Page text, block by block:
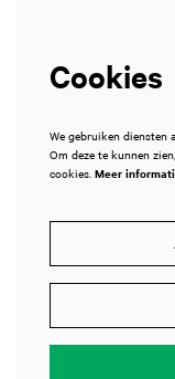
Cookies
We gebruiken diensten
Om deze te kunnen
cookies. Meer
Inzoomen